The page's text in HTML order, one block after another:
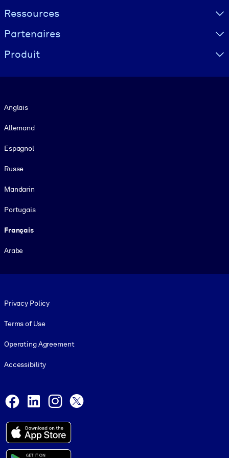
Ressources
Partenaires
Produit
Anglais
Allemand
Espagnol
Russe
Mandarin
Portugais
Français
Arabe
Privacy Policy
Terms of Use
Operating Agreement
Accessibility
Facebook
LinkedInInstagram